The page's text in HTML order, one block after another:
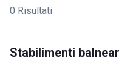
0 Risultati
Stabilimenti